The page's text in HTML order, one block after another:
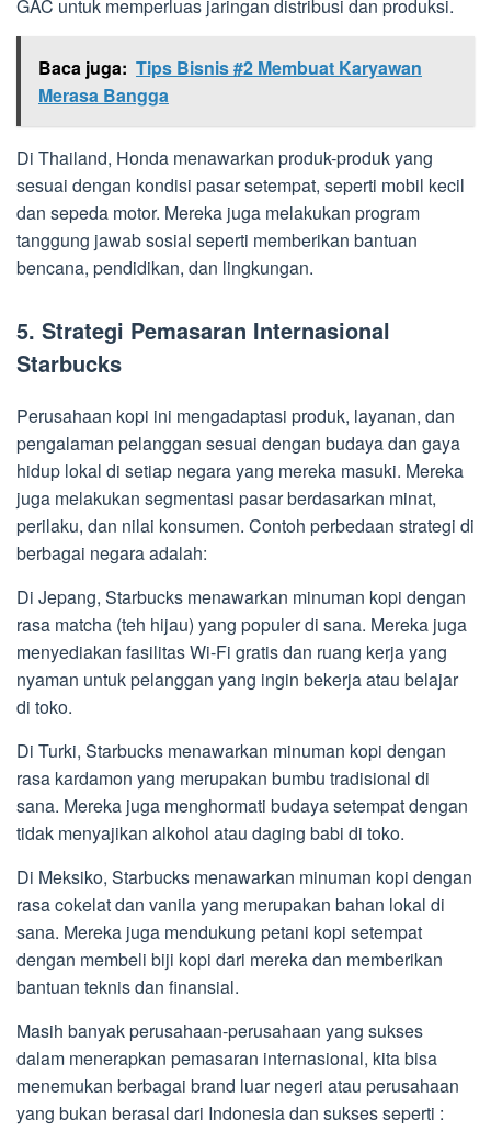
GAC untuk memperluas jaringan distribusi dan produksi.
Baca juga: Tips Bisnis #2 Membuat Karyawan
Merasa Bangga
Di Thailand, Honda menawarkan produk-produk yang
sesuai dengan kondisi pasar setempat, seperti mobil kecil
dan sepeda motor. Mereka juga melakukan program
tanggung jawab sosial seperti memberikan bantuan
bencana, pendidikan, dan lingkungan.
5. Strategi Pemasaran Internasional
Starbucks
Perusahaan kopi ini mengadaptasi produk, layanan, dan
pengalaman pelanggan sesuai dengan budaya dan gaya
hidup lokal di setiap negara yang mereka masuki. Mereka
juga melakukan segmentasi pasar berdasarkan minat,
perilaku, dan nilai konsumen. Contoh perbedaan strategi di
berbagai negara adalah:
Di Jepang, Starbucks menawarkan minuman kopi dengan
rasa matcha (teh hijau) yang populer di sana. Mereka juga
menyediakan fasilitas Wi-Fi gratis dan ruang kerja yang
nyaman untuk pelanggan yang ingin bekerja atau belajar
di toko.
Di Turki, Starbucks menawarkan minuman kopi dengan
rasa kardamon yang merupakan bumbu tradisional di
sana. Mereka juga menghormati budaya setempat dengan
tidak menyajikan alkohol atau daging babi di toko.
Di Meksiko, Starbucks menawarkan minuman kopi dengan
rasa cokelat dan vanila yang merupakan bahan lokal di
sana. Mereka juga mendukung petani kopi setempat
dengan membeli biji kopi dari mereka dan memberikan
bantuan teknis dan finansial.
Masih banyak perusahaan-perusahaan yang sukses
dalam menerapkan pemasaran internasional, kita bisa
menemukan berbagai brand luar negeri atau perusahaan
yang bukan berasal dari Indonesia dan sukses seperti :